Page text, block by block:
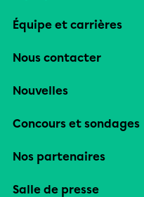
Équipe et carrières
Nous contacter
Nouvelles
Concours et sondages
Nos partenaires
Salle de presse